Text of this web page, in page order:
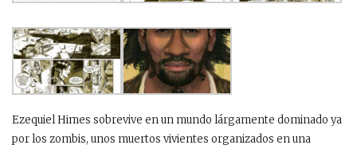
Ezequiel Himes sobrevive en un mundo lárgamente dominado ya
por los zombis, unos muertos vivientes organizados en una